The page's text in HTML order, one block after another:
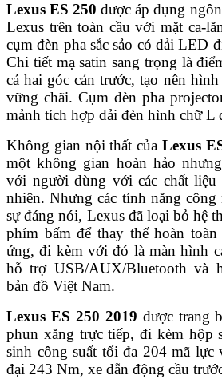
Lexus ES 250 được áp dụng
Lexus trên toàn cầu với mặt ca-
cụm đèn pha sắc sảo có dải LED
Chi tiết mạ satin sang trọng là
cả hai góc cản trước, tạo nên
vững chãi. Cụm đèn pha
mảnh tích hợp dải đèn hình chữ L
Không gian nội thất củaLexus
một không gian hoàn hảo
với người dùng với các chất liệu
nhiên. Nhưng các tính năng
sự đáng nói, Lexus đã loại bỏ hệ
phím bấm để thay thế hoàn
ứng, đi kèm với đó là màn hình
hỗ trợ USB/AUX/Bluetooth và
bản đồ Việt Nam.
Lexus ES 250 2019 được trang
phun xăng trực tiếp, đi kèm hộp
sinh công suất tối đa 204 mã lực
đại 243 Nm, xe dẫn động cầu